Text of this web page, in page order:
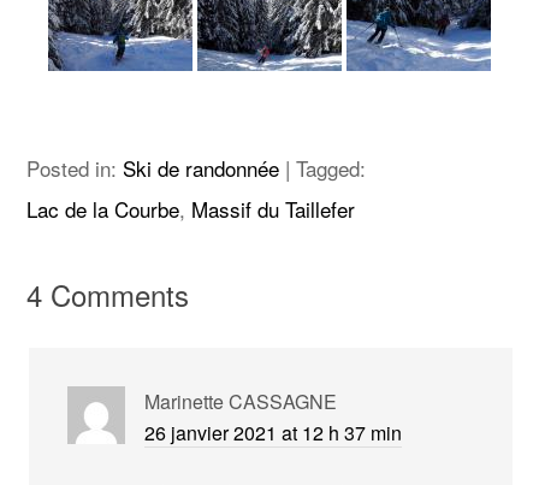
Posted in: Ski de randonnée |Tagged:
Lac de la Courbe, Massif du Taillefer
4 Comments
Marinette CASSAGNE
26 janvier 2021 at 12 h 37 min